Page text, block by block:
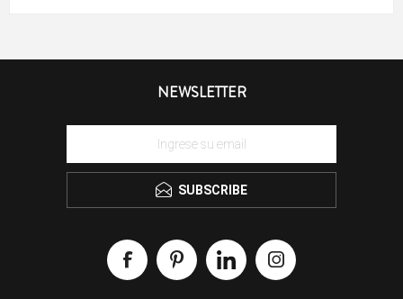
NEWSLETTER
SUBSCRIBE